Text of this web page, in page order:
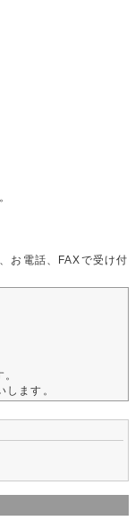
、お電話、FAXで受け付
ます。